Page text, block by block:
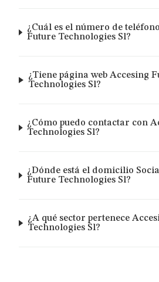
¿Cuál es el número de
Future Technologies Sl?
¿Tiene página web Accesing
Technologies Sl?
¿Cómo puedo contactar con
Technologies Sl?
¿Dónde está el domicilio
Future Technologies Sl?
¿A qué sector pertenece
Technologies Sl?